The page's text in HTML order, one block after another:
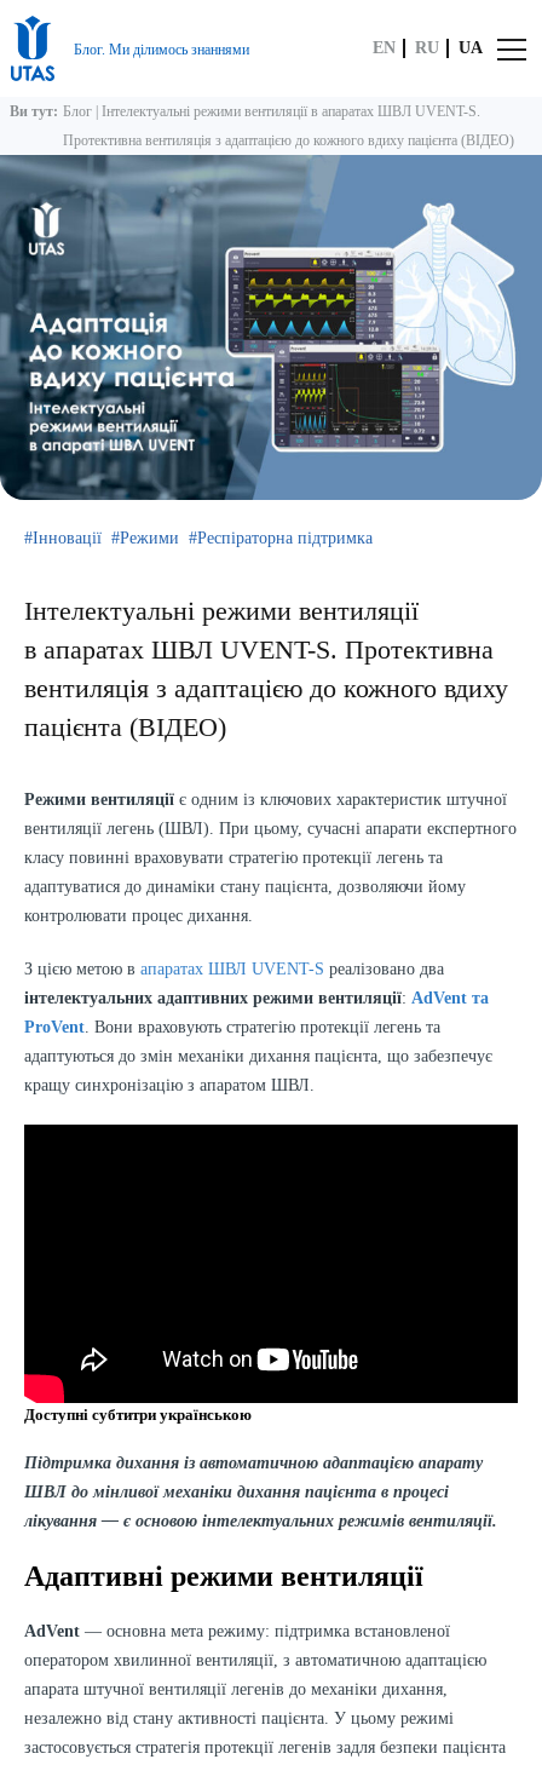
Блог. Ми ділимось знаннями EN RU UA
Ви тут: Блог Інтелектуальні режими вентиляції в апаратах ШВЛ UVENT-S.
Протективна вентиляція з адаптацією до кожного вдиху пацієнта (ВІДЕО)
Інновації Режими Респіраторна підтримка
Інтелектуальні режими вентиляції
в апаратах ШВЛ UVENT-S. Протективна
вентиляція з адаптацією до кожного вдиху
пацієнта (ВІДЕО)
Режими вентиляції є одним із ключових характеристик штучної
вентиляції легень (ШВЛ). При цьому, сучасні апарати експертного
класу повинні враховувати стратегію протекції легень та
адаптуватися до динаміки стану пацієнта, дозволяючи йому
контролювати процес дихання.
З цією метою в апаратах ШВЛ UVENT-S реалізовано два
інтелектуальних адаптивних режими вентиляції: AdVent та
ProVent. Вони враховують стратегію протекції легень та
адаптуються до змін механіки дихання пацієнта, що забезпечує
кращу синхронізацію з апаратом ШВЛ.
Доступні субтитри українською
Підтримка дихання із автоматичною адаптацією апарату
ШВЛ до мінливої механіки дихання пацієнта в процесі
лікування — є основою інтелектуальних режимів вентиляції.
Адаптивні режими вентиляції
AdVent — основна мета режиму: підтримка встановленої
оператором хвилинної вентиляції, з автоматичною адаптацією
апарата штучної вентиляції легенів до механіки дихання,
незалежно від стану активності пацієнта. У цьому режимі
застосовується стратегія протекції легенів задля безпеки пацієнта